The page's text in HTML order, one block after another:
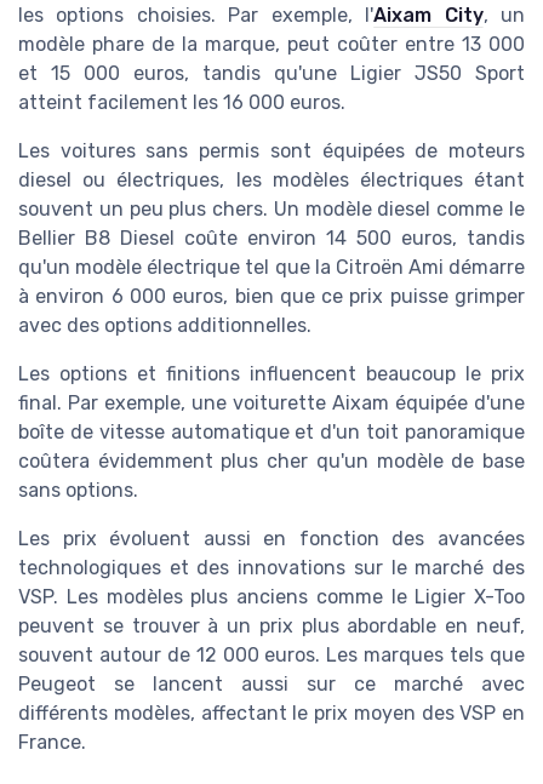
les options choisies. Par exemple, l'Aixam City, un
modèle phare de la marque, peut coûter entre 13 000
et 15 000 euros, tandis qu'une Ligier JS50 Sport
atteint facilement les 16 000 euros.
Les voitures sans permis sont équipées de moteurs
diesel ou électriques, les modèles électriques étant
souvent un peu plus chers. Un modèle diesel comme le
Bellier B8 Diesel coûte environ 14 500 euros, tandis
qu'un modèle électrique tel que la Citroën Ami démarre
à environ 6 000 euros, bien que ce prix puisse grimper
avec des options additionnelles.
Les options et finitions influencent beaucoup le prix
final. Par exemple, une voiturette Aixam équipée d'une
boîte de vitesse automatique et d'un toit panoramique
coûtera évidemment plus cher qu'un modèle de base
sans options.
Les prix évoluent aussi en fonction des avancées
technologiques et des innovations sur le marché des
VSP. Les modèles plus anciens comme le Ligier X-Too
peuvent se trouver à un prix plus abordable en neuf,
souvent autour de 12 000 euros. Les marques tels que
Peugeot se lancent aussi sur ce marché avec
différents modèles, affectant le prix moyen des VSP en
France.